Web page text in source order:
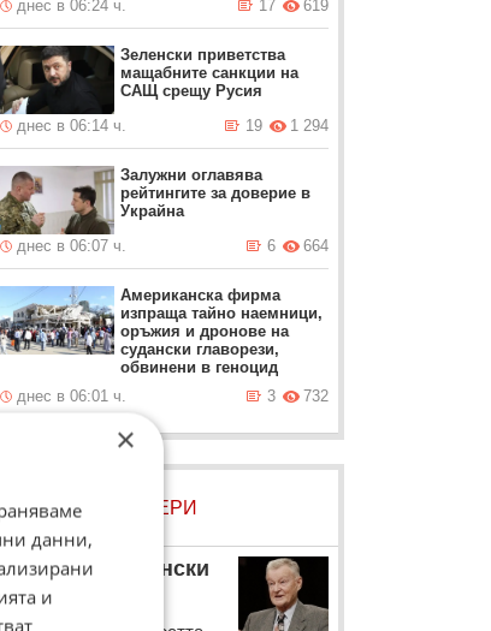
днес в 06:24 ч.
619
17
Зеленски приветства
мащабните санкции на
САЩ срещу Русия
днес в 06:14 ч.
1 294
19
Залужни оглавява
рейтингите за доверие в
Украйна
днес в 06:07 ч.
664
6
Американска фирма
изпраща тайно наемници,
оръжия и дронове на
судански главорези,
обвинени в геноцид
днес в 06:01 ч.
732
3
ЛОВЦИ НА БИСЕРИ
Збигнев Бжезински
Бившият държавен
×
данни,
и